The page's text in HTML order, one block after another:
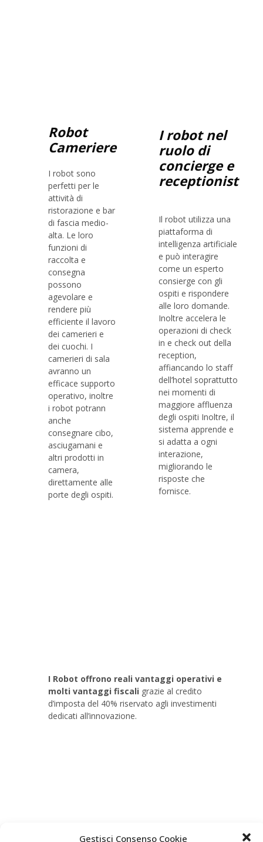
Gestisci Consenso Cookie
Robot
Cameriere
I robot sono
perfetti per le
attività di
ristorazione e bar
di fascia medio-
alta. Le loro
funzioni di
raccolta e
consegna
possono
agevolare e
rendere più
efficiente il lavoro
dei camerieri e
dei cuochi. I
camerieri di sala
avranno un
efficace supporto
operativo, inoltre
i robot potrann
anche
consegnare cibo,
asciugamani e
altri prodotti in
camera,
direttamente alle
porte degli ospiti.
I robot nel
ruolo di
concierge e
receptionist
Il robot utilizza una
piattaforma di
intelligenza artificiale
e può interagire
come un esperto
consierge con gli
ospiti e rispondere
alle loro domande.
Inoltre accelera le
operazioni di check
in e check out della
reception,
affiancando lo staff
dell’hotel soprattutto
nei momenti di
maggiore affluenza
degli ospiti Inoltre, il
sistema apprende e
si adatta a ogni
interazione,
migliorando le
risposte che
fornisce.
I Robot offrono reali vantaggi operativi e
molti vantaggi fiscali grazie al credito
d’imposta del 40% riservato agli investimenti
dedicati all’innovazione.